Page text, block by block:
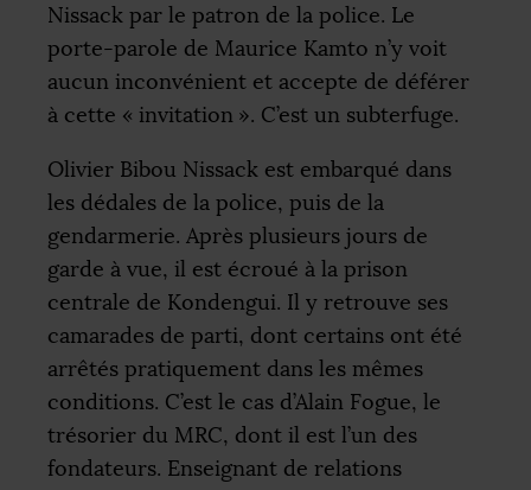
Nissack par le patron de la police. Le
porte-parole de Maurice Kamto n’y voit
aucun inconvénient et accepte de déférer
à cette « invitation ». C’est un subterfuge.
Olivier Bibou Nissack est embarqué dans
les dédales de la police, puis de la
gendarmerie. Après plusieurs jours de
garde à vue, il est écroué à la prison
centrale de Kondengui. Il y retrouve ses
camarades de parti, dont certains ont été
arrêtés pratiquement dans les mêmes
conditions. C’est le cas d’Alain Fogue, le
trésorier du MRC, dont il est l’un des
fondateurs. Enseignant de relations